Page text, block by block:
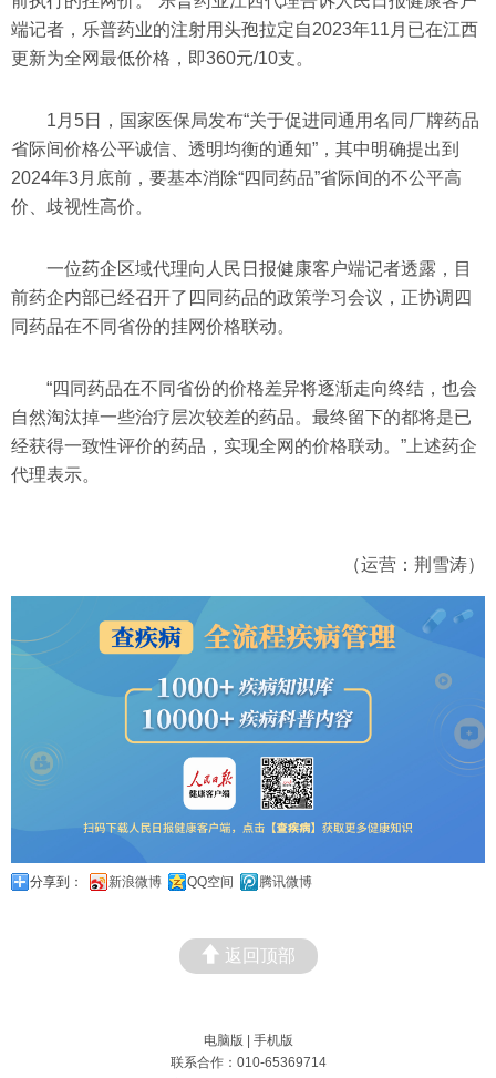
端记者，乐普药业的注射用头孢拉定自2023年11月已在江西
更新为全网最低价格，即360元/10支。
1月5日，国家医保局发布“关于促进同通用名同厂牌药品
省际间价格公平诚信、透明均衡的通知”，其中明确提出到
2024年3月底前，要基本消除“四同药品”省际间的不公平高
价、歧视性高价。
一位药企区域代理向人民日报健康客户端记者透露，目
前药企内部已经召开了四同药品的政策学习会议，正协调四
同药品在不同省份的挂网价格联动。
“四同药品在不同省份的价格差异将逐渐走向终结，也会
自然淘汰掉一些治疗层次较差的药品。最终留下的都将是已
经获得一致性评价的药品，实现全网的价格联动。”上述药企
代理表示。
（运营：荆雪涛）
分享到： 新浪微博 QQ空间 腾讯微博
返回顶部
电脑版
手机版
联系合作：010-65369714